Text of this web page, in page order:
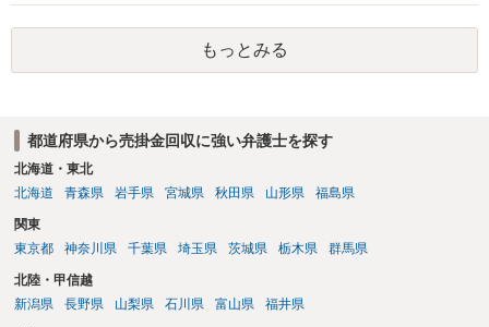
して被相続人の最後の住所地を管轄する家庭裁判所）となります。照
会申請者の本人確認資料のほか、被相続人の相続関係の戸籍謄本類や
債権の存在を示す証拠資料などが必要になります。裁判所ウェブサイ
トで案内されていることが多いので、管轄裁判所のホームページを確
もっとみる
都道府県から売掛金回収に強い弁護士を探す
北海道・東北
北海道
青森県 岩手県 宮城県 秋田県 山形県 福島県
関東
東京都
神奈川県 千葉県 埼玉県 茨城県 栃木県 群馬県
北陸・甲信越
新潟県
長野県 山梨県 石川県 富山県 福井県